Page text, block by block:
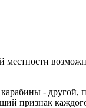
местности
- другой,
признак